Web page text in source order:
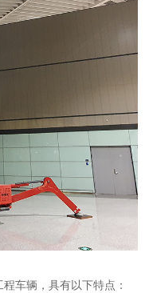
车辆，具有以下特点：